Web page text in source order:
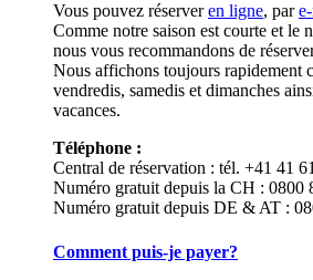
Vous pouvez réserveren ligne, par
Comme notre saison est courte et le
nous vous recommandons de
Nous affichons toujours rapidement
vendredis, samedis et dimanches
vacances.
Téléphone :
Central de réservation : tél. +41 41
Numéro gratuit depuis la CH : 0800
Numéro gratuit depuis DE & AT :
Comment puis-je payer?